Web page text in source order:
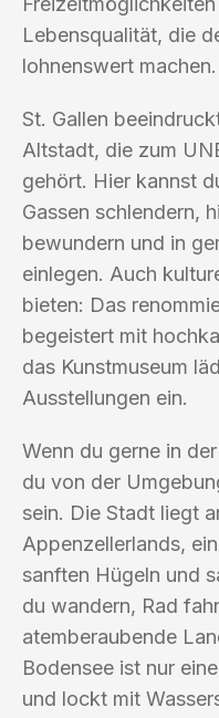
Lebensqualität, die
lohnenswert machen.
St. Gallen
Altstadt, die zum
gehört. Hier kannst
Gassen schlendern,
bewundern und in
einlegen. Auch
bieten: Das
begeistert mit
das Kunstmuseum
Ausstellungen ein.
Wenn du gerne in
du von der
sein. Die Stadt liegt
Appenzellerlands,
sanften Hügeln und
du wandern, Rad
atemberaubende
Bodensee ist nur
und lockt mit